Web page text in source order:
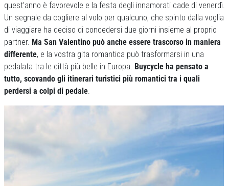
quest’anno è favorevole e la festa degli innamorati cade di venerdì.
Un segnale da cogliere al volo per qualcuno, che spinto dalla voglia
di viaggiare ha deciso di concedersi due giorni insieme al proprio
partner. Ma San Valentino può anche essere trascorso in maniera
differente, e la vostra gita romantica può trasformarsi in una
pedalata tra le città più belle in Europa. Buycycle ha pensato a
tutto, scovando gli itinerari turistici più romantici tra i quali
perdersi a colpi di pedale.